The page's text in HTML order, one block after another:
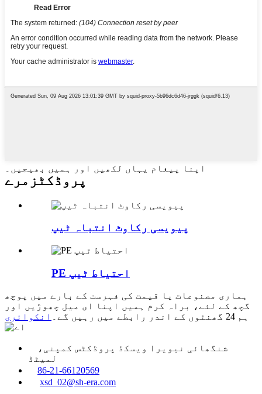
اپنا پیغام یہاں لکھیں اور ہمیں بھیجیں۔
پروڈکٹزمرے
پیویسی رکاوٹ انتباہ ٹیپ
PE احتیاط ٹیپ
ہماری مصنوعات یا قیمت کی فہرست کے بارے میں پوچھ
گچھ کے لئے، براہ کرم ہمیں اپنا ای میل چھوڑیں اور
ہم 24 گھنٹوں کے اندر رابطے میں رہیں گے۔
انکوائری
شنگھائی نیویرا ویسکڈ پروڈکٹس کمپنی،
لمیٹڈ
86-21-66120569
xsd_02@sh-era.com